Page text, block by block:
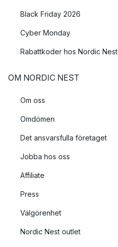
Black Friday 2026
Cyber Monday
Rabattkoder hos Nordic Nest
OM NORDIC NEST
Om oss
Omdömen
Det ansvarsfulla företaget
Jobba hos oss
Affiliate
Press
Välgörenhet
Nordic Nest outlet